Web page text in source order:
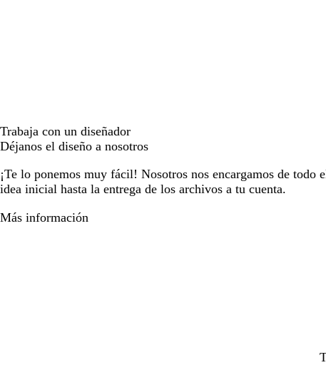
Trabaja con un diseñador
Déjanos el diseño a nosotros
¡Te lo ponemos muy fácil! Nosotros nos encargamos de todo
idea inicial hasta la entrega de los archivos a tu cuenta.
Más información